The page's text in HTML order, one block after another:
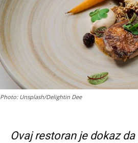
Photo: Unsplash/Delightin Dee
Ovaj restoran je dokaz